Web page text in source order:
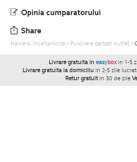
Opinia cumparatorului
Share
Haine si Incaltaminte Pulovere barbati outlet
Livrare gratuita in easybox in 1-5
Livrare gratuita la domiciliu in 2-5 zile
Retur gratuit in 30 de zile